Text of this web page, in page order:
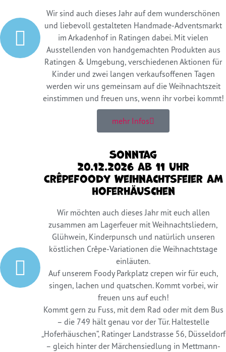
Wir sind auch dieses Jahr auf dem wunderschönen
und liebevoll gestalteten Handmade-Adventsmarkt
im Arkadenhof in Ratingen dabei. Mit vielen
Ausstellenden von handgemachten Produkten aus
Ratingen & Umgebung, verschiedenen Aktionen für
Kinder und zwei langen verkaufsoffenen Tagen
werden wir uns gemeinsam auf die Weihnachtszeit
einstimmen und freuen uns, wenn ihr vorbei kommt!
mehr Infos
Sonntag
20.12.2026 ab 11 Uhr
CrêpeFoody Weihnachtsfeier am
Hoferhäuschen
Wir möchten auch dieses Jahr mit euch allen
zusammen am Lagerfeuer mit Weihnachtsliedern,
Glühwein, Kinderpunsch und natürlich unseren
köstlichen Crêpe-Variationen die Weihnachtstage
einläuten.
Auf unserem Foody Parkplatz crepen wir für euch,
singen, lachen und quatschen. Kommt vorbei, wir
freuen uns auf euch!
Kommt gern zu Fuss, mit dem Rad oder mit dem Bus
– die 749 hält genau vor der Tür. Haltestelle
„Hoferhäuschen“, Ratinger Landstrasse 56, Düsseldorf
– gleich hinter der Märchensiedlung in Mettmann-